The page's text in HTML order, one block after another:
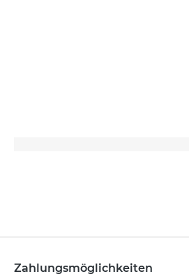
Zahlungsmöglichkeiten